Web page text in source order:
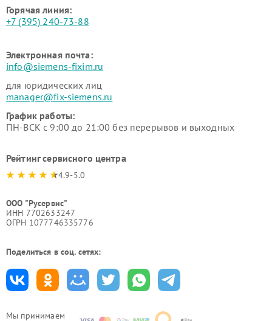
Мы принимаем
Горячая линия:
+7 (395) 240-73-88
Электронная почта:
info@siemens-fixim.ru
для юридических лиц
manager@fix-siemens.ru
График работы:
ПН-ВСК с 9:00 до 21:00 без перерывов и выходных
Рейтинг сервисного центра
4.9-5.0
ООО "Русервис"
ИНН 7702633247
ОГРН 1077746335776
Поделиться в соц. сетях: